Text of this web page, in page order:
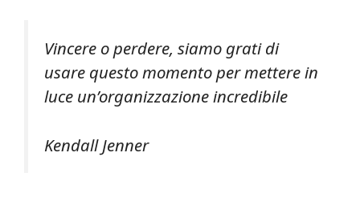
Vincere o perdere, siamo grati di
usare questo momento per mettere in
luce un’organizzazione incredibile
Kendall Jenner